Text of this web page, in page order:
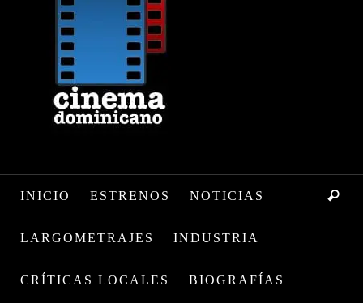
INICIO ESTRENOS NOTICIAS
LARGOMETRAJES INDUSTRIA
CRÍTICAS LOCALES BIOGRAFÍAS